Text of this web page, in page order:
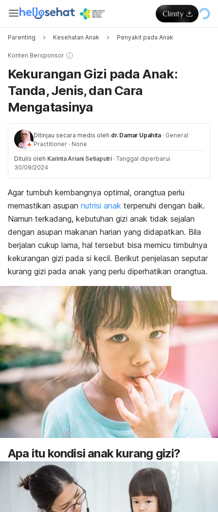
Parenting Kesehatan Anak Penyakit pada Anak
Konten Bersponsor
Kekurangan Gizi pada Anak:
Tanda, Jenis, dan Cara
Mengatasinya
Ditinjau secara medis oleh dr. Damar Upahita · General
Practitioner · None
Ditulis oleh Karinta Ariani Setiaputri · Tanggal diperbarui
30/09/2024
Agar tumbuh kembangnya optimal, orangtua perlu
memastikan asupan nutrisi anak terpenuhi dengan baik.
Namun terkadang, kebutuhan gizi anak tidak sejalan
dengan asupan makanan harian yang didapatkan. Bila
berjalan cukup lama, hal tersebut bisa memicu timbulnya
kekurangan gizi pada si kecil. Berikut penjelasan seputar
kurang gizi pada anak yang perlu diperhatikan orangtua.
Apa itu kondisi anak kurang gizi?